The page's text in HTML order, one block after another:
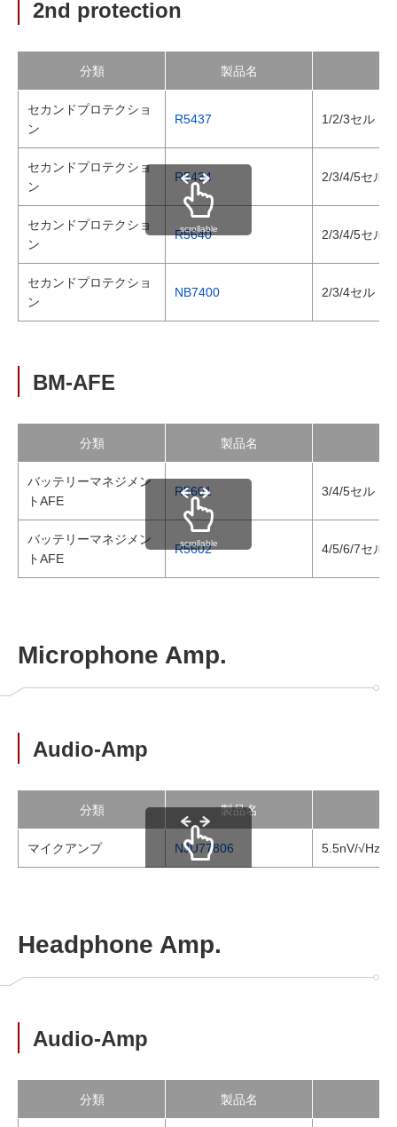
2nd protection
分類 製品名
セカンドプロテクショ
ン
R5437 1/2/3セル リ
セカンドプロテクショ
ン
R5434 2/3/4/5セル
セカンドプロテクショ
ン
R5640 2/3/4/5セル
セカンドプロテクショ
ン
NB7400 2/3/4セル リ
scrollable
BM-AFE
分類 製品名
バッテリーマネジメン
トAFE
R5601 3/4/5セル リ
バッテリーマネジメン
トAFE
R5602 4/5/6/7セル
scrollable
Microphone Amp.
Audio-Amp
分類 製品名
マイクアンプ NJU77806 5.5nV/√Hz
Headphone Amp.
Audio-Amp
分類 製品名